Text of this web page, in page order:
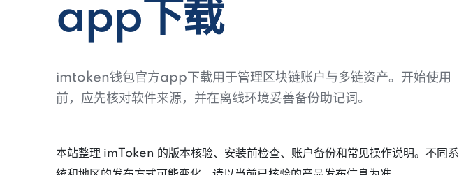
app下载
imtoken钱包官方app下载用于管理区块链账户与多链资产。开始使用
前，应先核对软件来源，并在离线环境妥善备份助记词。
本站整理 imToken 的版本核验、安装前检查、账户备份和常见操作说明。不同系